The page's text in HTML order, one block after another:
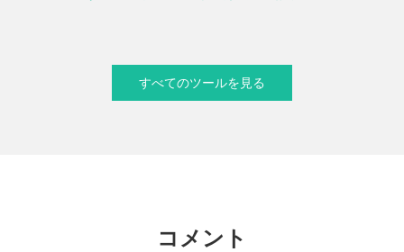
すべてのツールを見る
コメント